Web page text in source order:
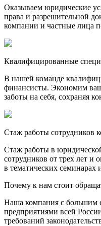
Оказываем юридические
права и разрешительной
компании и частные лица
Квалифицированные
В нашей команде
финансисты. Экономим
заботы на себя, сохраняя
Стаж работы сотрудников
Стаж работы в
сотрудников от трех лет и
в тематических
Почему к нам стоит
Наша компания с большим
предприятиями всей
требований